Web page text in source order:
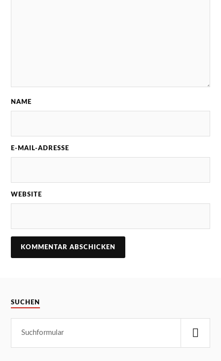
NAME
E-MAIL-ADRESSE
WEBSITE
SUCHEN